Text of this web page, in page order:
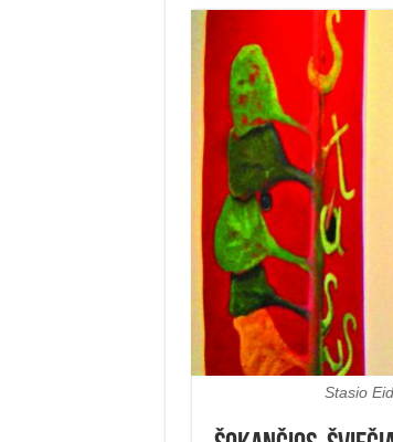
Stasio